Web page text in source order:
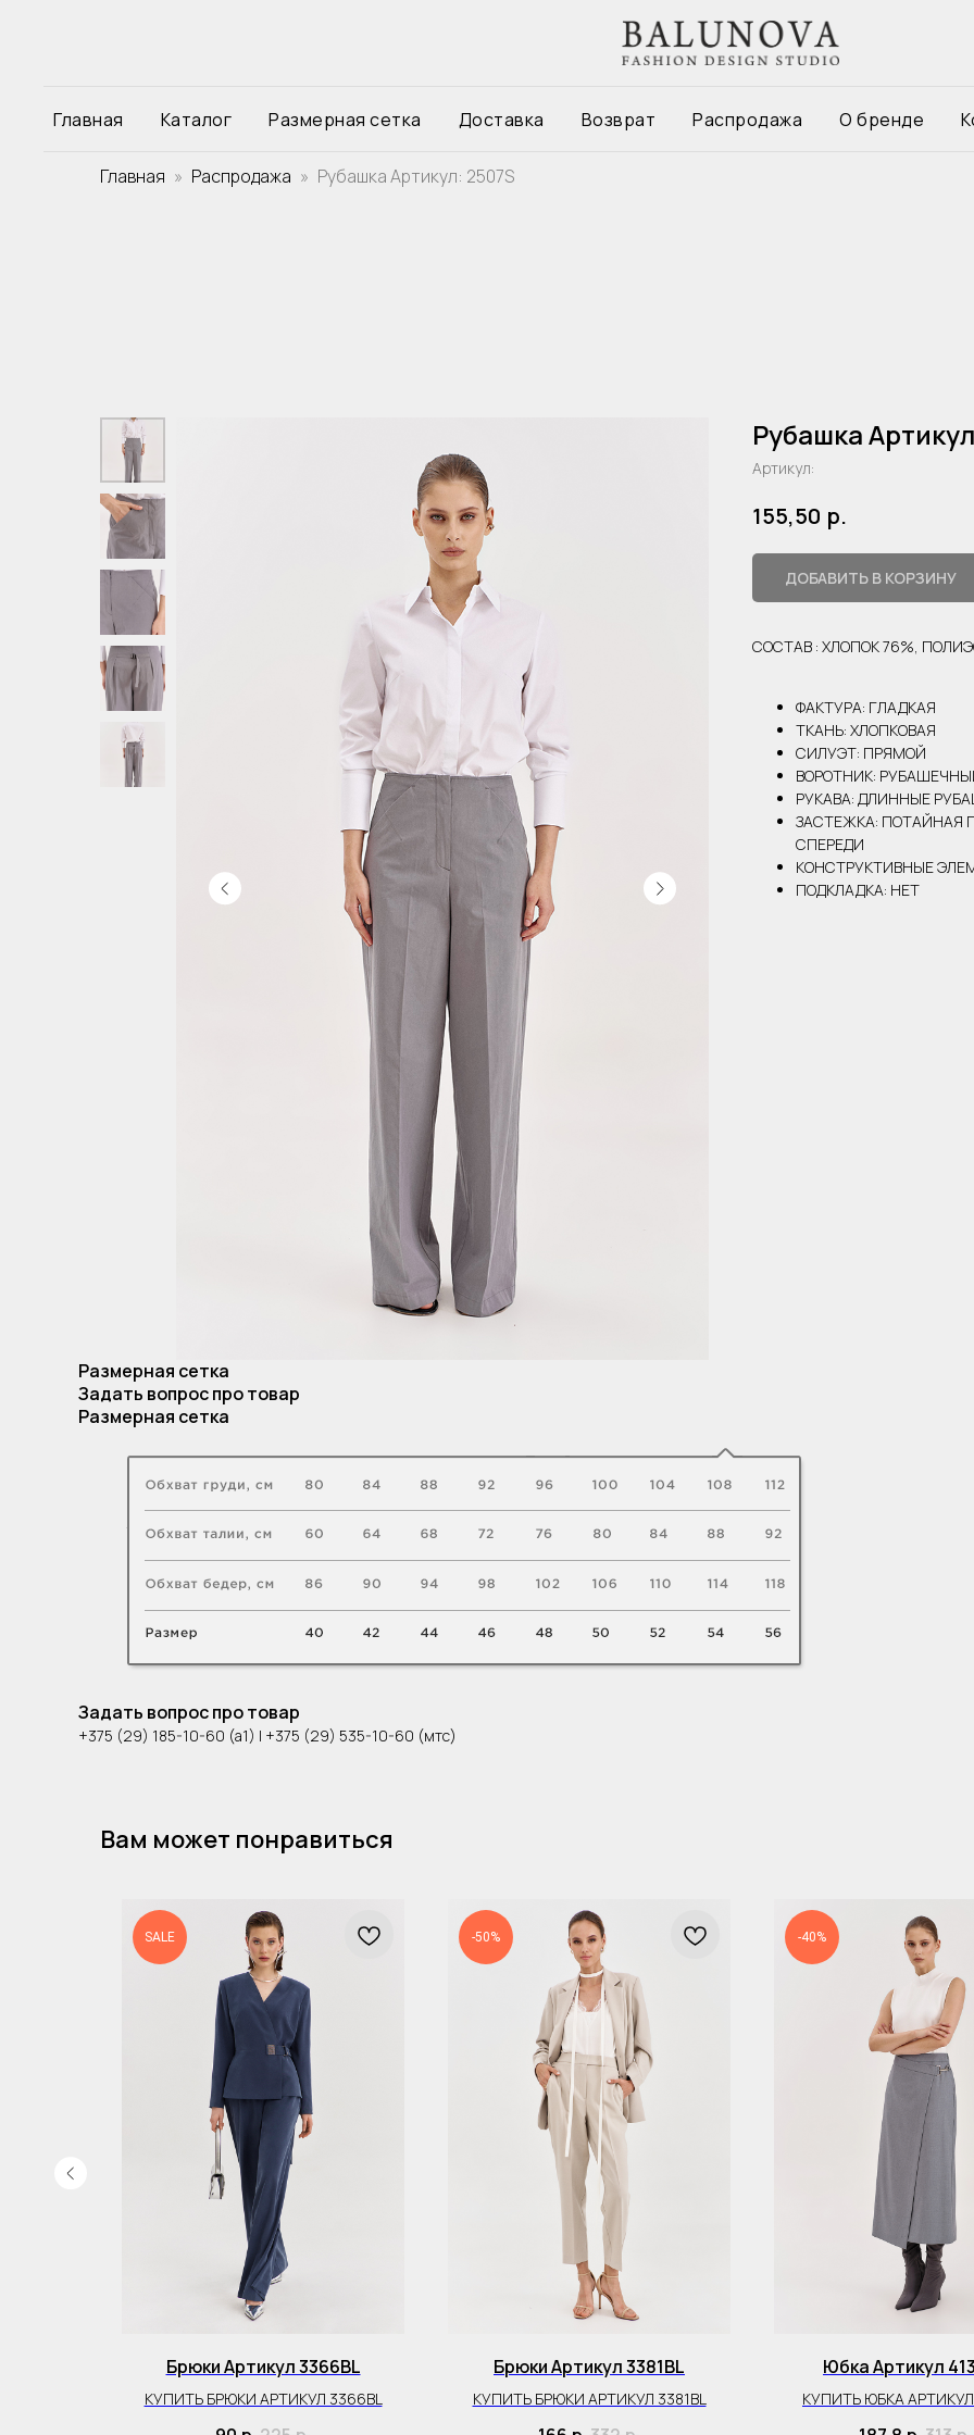
Главная Каталог Размерная сетка Доставка Возврат Распродажа О бренде
Главная Распродажа Рубашка Артикул: 2507S
Рубашка
Артикул:
155,50 р.
ДОБАВИТЬ В КОРЗИНУ
СОСТАВ : ХЛОПОК 76%,
ФАКТУРА: ГЛАДКАЯ
ТКАНЬ: ХЛОПКОВАЯ
СИЛУЭТ: ПРЯМОЙ
ВОРОТНИК:
РУКАВА: ДЛИННЫЕ
ЗАСТЕЖКА: ПОТАЙНАЯ
СПЕРЕДИ
КОНСТРУКТИВНЫЕ
ПОДКЛАДКА: НЕТ
Размерная сетка
Задать вопрос про товар
Размерная сетка
Задать вопрос про товар
+375 (29) 185-10-60 (а1) | +375 (29) 535-10-60 (мтс)
Вам может понравиться
SALE
Брюки Артикул 3366BL
КУПИТЬ БРЮКИ АРТИКУЛ 3366BL
-50%
Брюки Артикул 3381BL
КУПИТЬ БРЮКИ АРТИКУЛ 3381BL
-40%
Юбка Артикул
КУПИТЬ ЮБКА АРТИКУЛ